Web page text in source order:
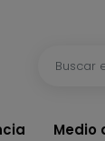
Medio